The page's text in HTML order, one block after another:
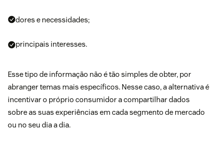
dores e necessidades;
principais interesses.
Esse tipo de informação não é tão simples de obter, por
abranger temas mais específicos. Nesse caso, a alternativa é
incentivar o próprio consumidor a compartilhar dados
sobre as suas experiências em cada segmento de mercado
ou no seu dia a dia.